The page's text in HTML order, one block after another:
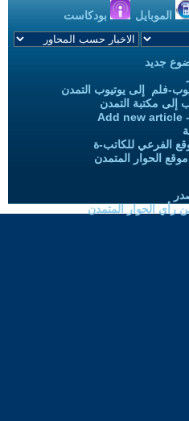
الموبايل بودكاست
جديد
فلم إلى يوتيوب التمدن
إلى مكتبة التمدن
Add new article
الفرعي للكاتب-ة
الحوار المتمدن
رأي الحوار المتمدن